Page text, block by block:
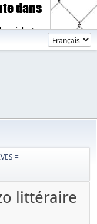
dans
violents.
=
littéraire